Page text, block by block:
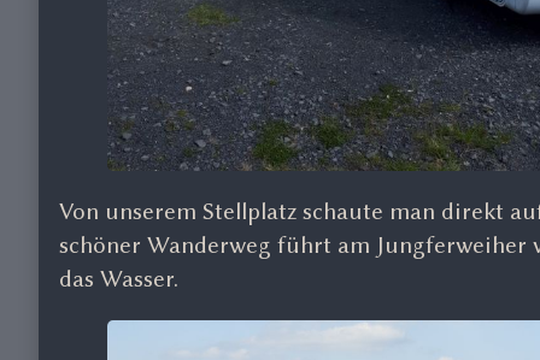
Von unserem Stellplatz schaute man direkt
schöner Wanderweg führt am Jungferweiher
das Wasser.